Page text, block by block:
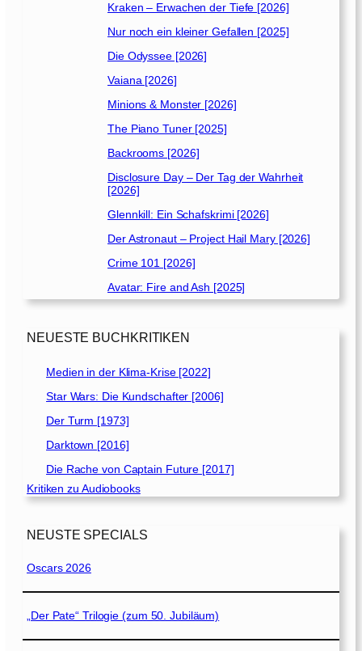
Kraken – Erwachen der Tiefe [2026]
Nur noch ein kleiner Gefallen [2025]
Die Odyssee [2026]
Vaiana [2026]
Minions & Monster [2026]
The Piano Tuner [2025]
Backrooms [2026]
Disclosure Day – Der Tag der Wahrheit
[2026]
Glennkill: Ein Schafskrimi [2026]
Der Astronaut – Project Hail Mary [2026]
Crime 101 [2026]
Avatar: Fire and Ash [2025]
NEUESTE BUCHKRITIKEN
Medien in der Klima-Krise [2022]
Star Wars: Die Kundschafter [2006]
Der Turm [1973]
Darktown [2016]
Die Rache von Captain Future [2017]
Kritiken zu Audiobooks
NEUSTE SPECIALS
Oscars 2026
„Der Pate“ Trilogie (zum 50. Jubiläum)